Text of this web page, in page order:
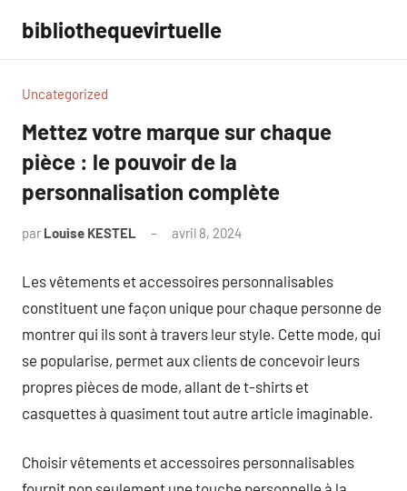
contenu
bibliothequevirtuelle
Uncategorized
Mettez votre marque sur chaque
pièce : le pouvoir de la
personnalisation complète
par Louise KESTEL avril 8, 2024
Les vêtements et accessoires personnalisables
constituent une façon unique pour chaque personne de
montrer qui ils sont à travers leur style. Cette mode, qui
se popularise, permet aux clients de concevoir leurs
propres pièces de mode, allant de t-shirts et
casquettes à quasiment tout autre article imaginable.
Choisir vêtements et accessoires personnalisables